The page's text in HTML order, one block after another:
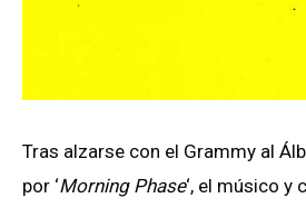
Tras alzarse con el Grammy al
por ‘Morning Phase‘, el músico y